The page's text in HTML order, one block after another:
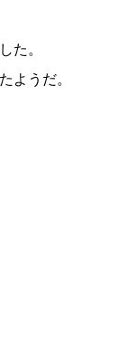
た。
ようだ。